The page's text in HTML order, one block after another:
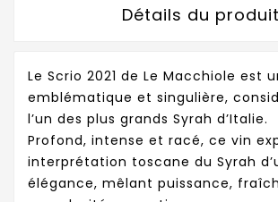
Détails du produit
Le Scrio 2021 de Le Macchiole est
emblématique et singulière,
l’un des plus grands Syrah d’Italie.
Profond, intense et racé, ce vin
interprétation toscane du Syrah
élégance, mêlant puissance,